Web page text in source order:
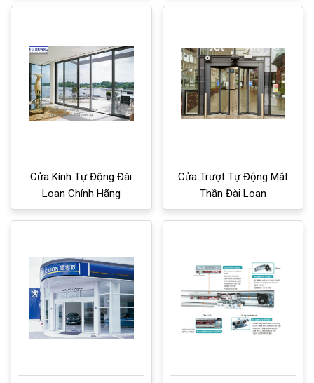
Cửa Kính Tự Động Đài
Loan Chính Hãng
Cửa Trượt Tự Động Mắt
Thần Đài Loan